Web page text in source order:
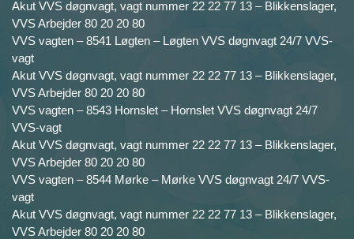
Akut VVS døgnvagt, vagt nummer 22 22 77 13 – Blikkenslager,
VVS Arbejder 80 20 20 80
VVS vagten – 8541 Løgten – Løgten VVS døgnvagt 24/7 VVS-
vagt
Akut VVS døgnvagt, vagt nummer 22 22 77 13 – Blikkenslager,
VVS Arbejder 80 20 20 80
VVS vagten – 8543 Hornslet – Hornslet VVS døgnvagt 24/7
VVS-vagt
Akut VVS døgnvagt, vagt nummer 22 22 77 13 – Blikkenslager,
VVS Arbejder 80 20 20 80
VVS vagten – 8544 Mørke – Mørke VVS døgnvagt 24/7 VVS-
vagt
Akut VVS døgnvagt, vagt nummer 22 22 77 13 – Blikkenslager,
VVS Arbejder 80 20 20 80